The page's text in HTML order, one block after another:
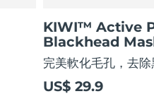
KIWI™ Active
Blackhead
完美軟化毛孔，去
US$ 29.9